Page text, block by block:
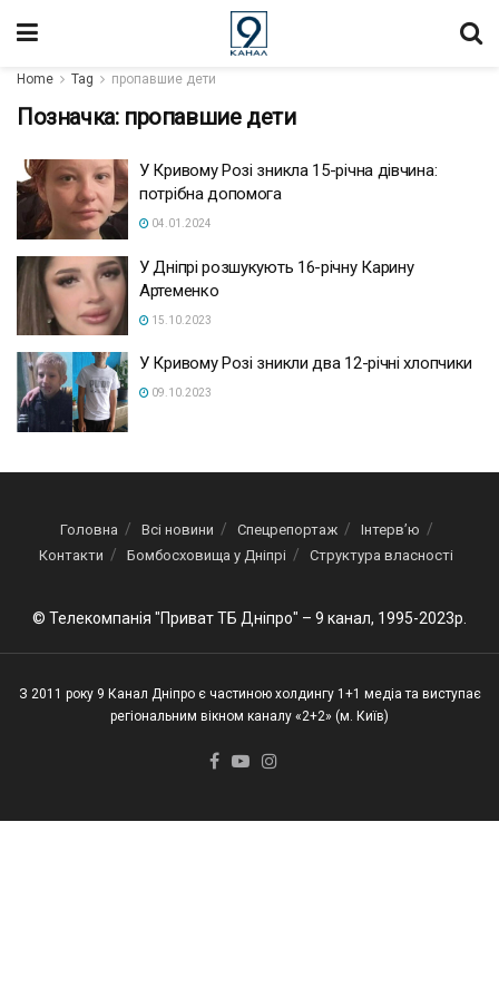
Home Tag пропавшие дети
Позначка: пропавшие дети
У Кривому Розі зникла 15-річна дівчина:
потрібна допомога
04.01.2024
У Дніпрі розшукують 16-річну Карину
Артеменко
15.10.2023
У Кривому Розі зникли два 12-річні хлопчики
09.10.2023
Головна Всі новини Спецрепортаж
Інтерв’ю
Контакти
Бомбосховища у Дніпрі Структура власності
© Телекомпанія "Приват ТБ Дніпро" – 9 канал, 1995-2023р.
З 2011 року 9 Канал Дніпро є частиною холдингу 1+1 медіа та виступає
регіональним вікном каналу «2+2» (м. Київ)